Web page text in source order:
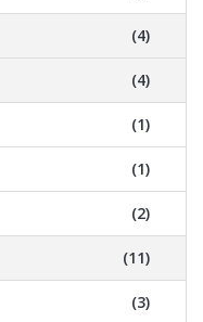
(4)
(4)
(1)
(1)
(2)
(11)
(3)